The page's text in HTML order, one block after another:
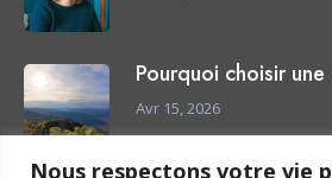
Nous respectons votre vie
Pourquoi choisir
Avr 15, 2026